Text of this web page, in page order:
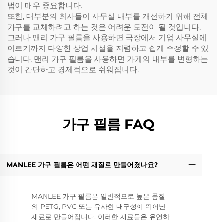
법이 매우 중요합니다.
또한, 대부분의 회사들이 사무실 내부를 개선하기 위해 전체
가구를 교체하려고 하는 것은 어려운 도전이 될 것입니다.
그러나 맨리 가구 필름을 사용하면 극장에서 기업 사무실에
이르기까지 다양한 상업 시설을 저렴하고 쉽게 수정할 수 있
습니다. 맨리 가구 필름을 사용하면 가게의 내부를 변형하는
것이 간단하고 경제적으로 쉬워집니다.
가구 필름 FAQ
MANLEE 가구 필름은 어떤 재질로 만들어졌나요?
MANLEE 가구 필름은 일반적으로 높은 품질
의 PETG, PVC 또는 유사한 내구성이 뛰어난
재료로 만들어집니다. 이러한 재료들은 유연하